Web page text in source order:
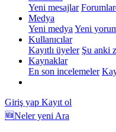
Yeni mesajlar
Medya
Yeni medya Yeni
Kullanıcılar
Kayıtlı üyeler Şu anki
Kaynaklar
En son incelemeler
Giriş yap Kayıt ol
🆕Neler yeni Ara